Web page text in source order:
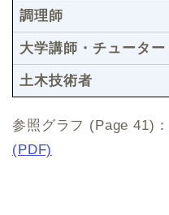
調理師
大学講師・チューター
土木技術者
参照グラフ (Page 41)：
(PDF)